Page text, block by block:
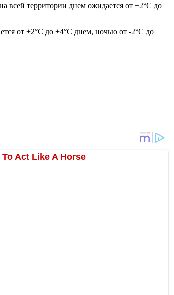
всей территории днем ожидается от +2°C до
от +2°C до +4°C днем, ночью от -2°C до